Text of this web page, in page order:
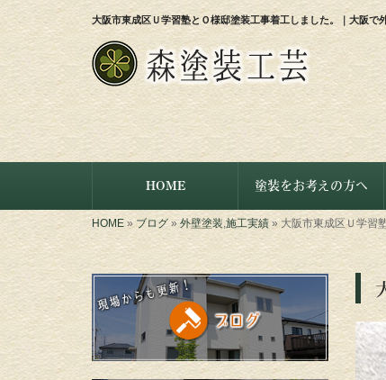
大阪市東成区Ｕ学習塾とＯ様邸塗装工事着工しました。｜大阪
HOME 塗装をお考えの方へ
HOME » ブログ » 外壁塗装,施工実績 » 大阪市東成区Ｕ学習